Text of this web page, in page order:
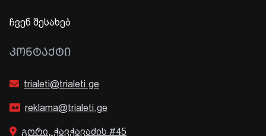
ჩვენ შესახებ
ᲙᲝᲜᲢᲐᲥᲢᲘ
trialeti@trialeti.ge
reklama@trialeti.ge
გორი, ჭავჭავაძის #45